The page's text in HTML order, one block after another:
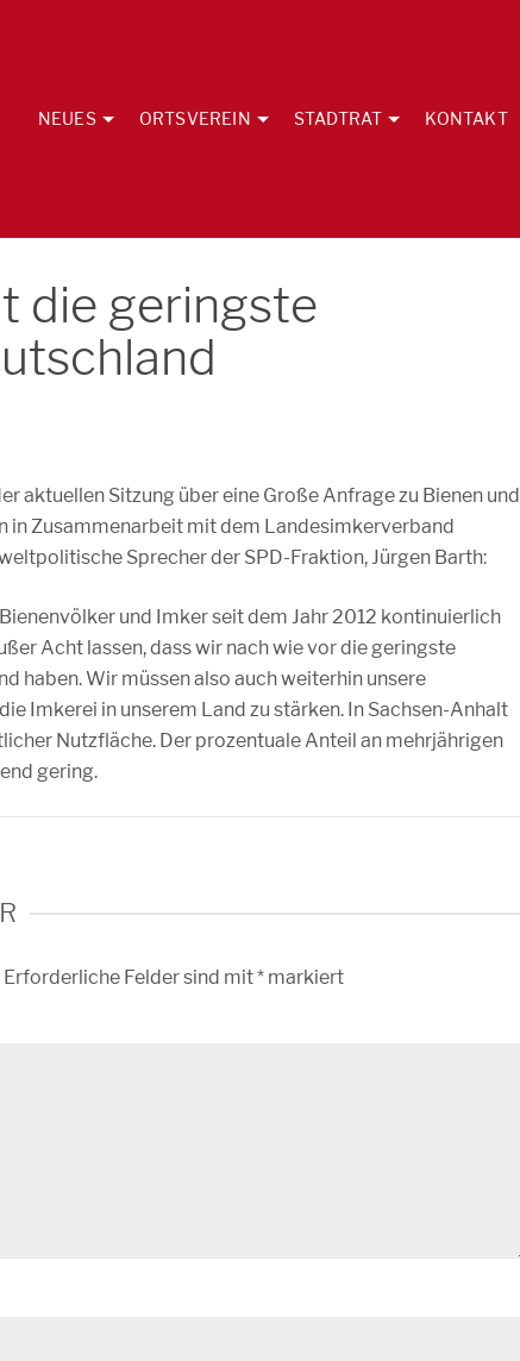
NEUES ORTSVEREIN STADTRAT KONTAKT
die geringste
aktuellen Sitzung über eine Große Anfrage zu Bienen und
in Zusammenarbeit mit dem Landesimkerverband
Sprecher der SPD-Fraktion, Jürgen Barth:
und Imker seit dem Jahr 2012 kontinuierlich
Acht lassen, dass wir nach wie vor die geringste
haben. Wir müssen also auch weiterhin unsere
Imkerei in unserem Land zu stärken. In Sachsen-Anhalt
Nutzfläche. Der prozentuale Anteil an mehrjährigen
gering.
Erforderliche Felder sind mit* markiert